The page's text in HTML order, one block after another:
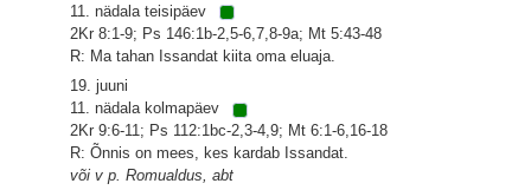
11. nädala teisipäev
2Kr 8:1-9; Ps 146:1b-2,5-6,7,8-9a; Mt 5:43-48
R: Ma tahan Issandat kiita oma eluaja.
19. juuni
11. nädala kolmapäev
2Kr 9:6-11; Ps 112:1bc-2,3-4,9; Mt 6:1-6,16-18
R: Õnnis on mees, kes kardab Issandat.
või v p. Romualdus, abt